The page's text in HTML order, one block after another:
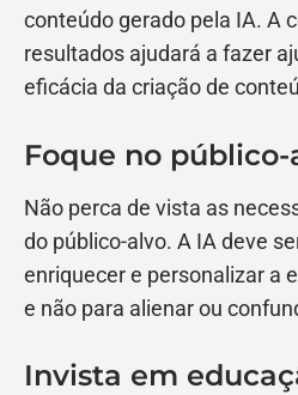
conteúdo gerado pela IA. A
resultados ajudará a fazer
eficácia da criação de
Foque no público-
Não perca de vista as
do público-alvo. A IA deve
enriquecer e personalizar a
e não para alienar ou
Invista em